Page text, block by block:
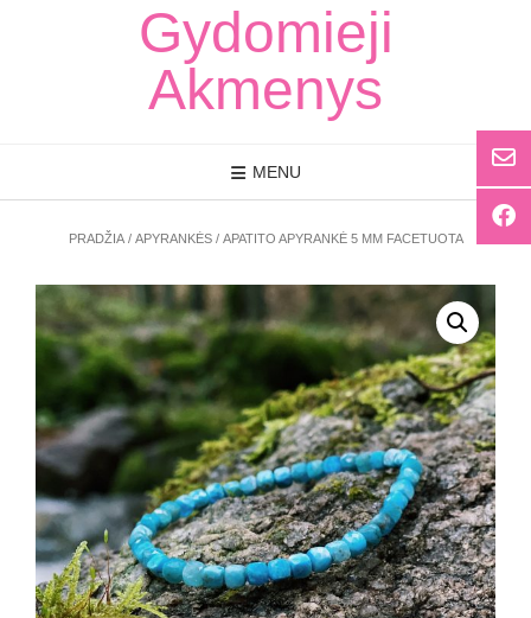
Gydomieji
Akmenys
MENU
PRADŽIA/ APYRANKĖS/ APATITO APYRANKĖ 5 MM FACETUOTA